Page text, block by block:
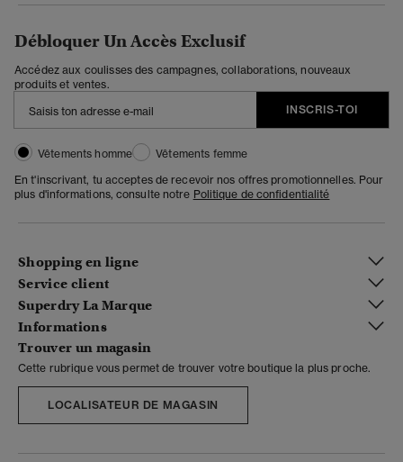
Débloquer Un Accès Exclusif
Accédez aux coulisses des campagnes, collaborations, nouveaux
produits et ventes.
INSCRIS-TOI
Vêtements homme
Vêtements femme
En t'inscrivant, tu acceptes de recevoir nos offres promotionnelles. Pour
plus d'informations, consulte notre Politique de confidentialité
Shopping en ligne
Service client
Superdry La Marque
Informations
Trouver un magasin
Cette rubrique vous permet de trouver votre boutique la plus proche.
LOCALISATEUR DE MAGASIN